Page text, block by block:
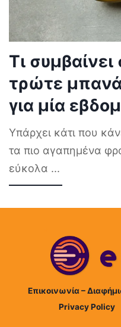
Τι
τρώτε
για μία
Υπάρχει κάτι που
τα πιο αγαπημένα
εύκολα ...
Επικοινωνία –
Privacy Policy